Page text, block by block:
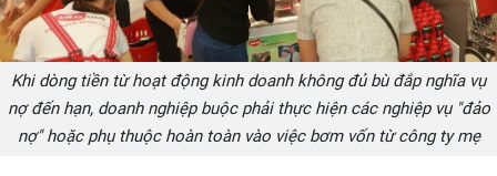
Khi dòng tiền từ hoạt động kinh doanh không đủ bù đắp nghĩa vụ
nợ đến hạn, doanh nghiệp buộc phải thực hiện các nghiệp vụ "đảo
nợ" hoặc phụ thuộc hoàn toàn vào việc bơm vốn từ công ty mẹ